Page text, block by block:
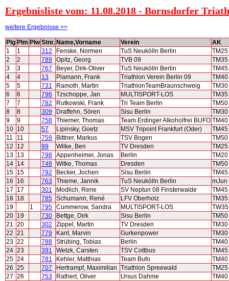
Ergebnisliste vom: 11.08.2018 - Bornsdorfer
weitere Ergebnisse >>
Plg Plm Plw Stnr. Name,Vorname Verein
AK
1
1 312 Fenske, Normen TuS Neukölln Berlin
TM25
2
2 789 Opitz, Georg TVB 09
TM35
3
3 767 Beyer, Dirk-Oliver TuS Neukölln Berlin
TM45
4
4 13 Plamann, Frank Triathlon Verein Berlin 09
TM40
5
5 731 Ramoth, Martin TriathlonTeamBraunschweig
TM30
6
6 796 Tzschoppe, Jan MULTISPORT-LOS
TM35
7
7 782 Rutkowski, Frank Tri Team Berlin
TM50
8
8 309 Draffehn, Sören Sisu Berlin
TM30
9
9 758 Thiemer, Thomas Team Erdinger Alkoholfrei BUFO TM40
10 10 57 Lipinsky, Goetz MSV Tripoint Frankfurt (Oder)
TM45
11
11 759 Bittner, Markus TSV Bogen
TM50
12
12 99 Wilke, Ben TV Dresden
TM25
13 13 798 Appenheimer, Jonas Berlin
TM20
14 14 748 Witke, Thomas Dresden
TM50
15 15 792 Becker, Jochen Sisu Berlin
TM45
16
16 763 Thieme, Jannik TuS Neukölln Berlin
mJun
17
17 301 Modlich, Rene SV Neptun 08 Finsterwalde
TM45
18 18 785 Schumann, René LFV Oberholz
TM35
19
1 795 Cummerow, Sandra MULTISPORT-LOS
TW35
20 19 730 Bettge, Dirk Sisu Berlin
TM50
21 20 302 Zippel, Martin TV Dresden
TM30
22 21 779 Kant, Marvin Gurkenpower
TM30
23 22 788 Strübing, Tobias Berlin
TM40
24 23 391 Wetzk, Carsten TSV Cottbus
TM45
25 24 781 Kehler, Matthias Team Bufo
TM40
26 25 707 Hertrampf, Maximilian Triathlon Spreewald
TM25
27 26 753 Rathert, Oliver Ursus Dahme
TM40